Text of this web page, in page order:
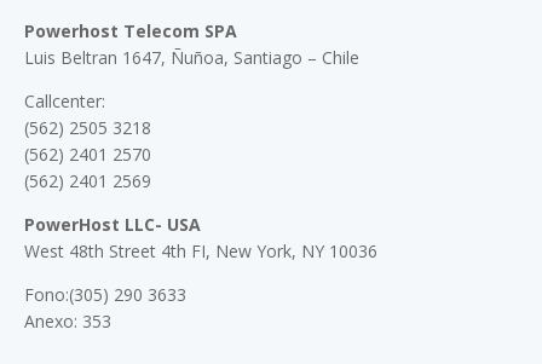
Powerhost Telecom SPA
Luis Beltran 1647, Ñuñoa, Santiago – Chile
Callcenter:
(562) 2505 3218
(562) 2401 2570
(562) 2401 2569
PowerHost LLC- USA
West 48th Street 4th FI, New York, NY 10036
Fono:(305) 290 3633
Anexo: 353